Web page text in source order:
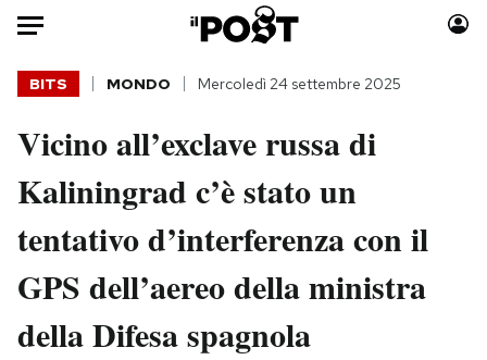
Auto
HOME
Italia
Politica
Tecnologia
Scienza
Moda
Consumismi
Storie/Idee
Media
BITS MONDO Mercoledì 24 settembre 2025
Vicino all’exclave russa di
Kaliningrad c’è stato un
tentativo d’interferenza con il
GPS dell’aereo della ministra
della Difesa spagnola